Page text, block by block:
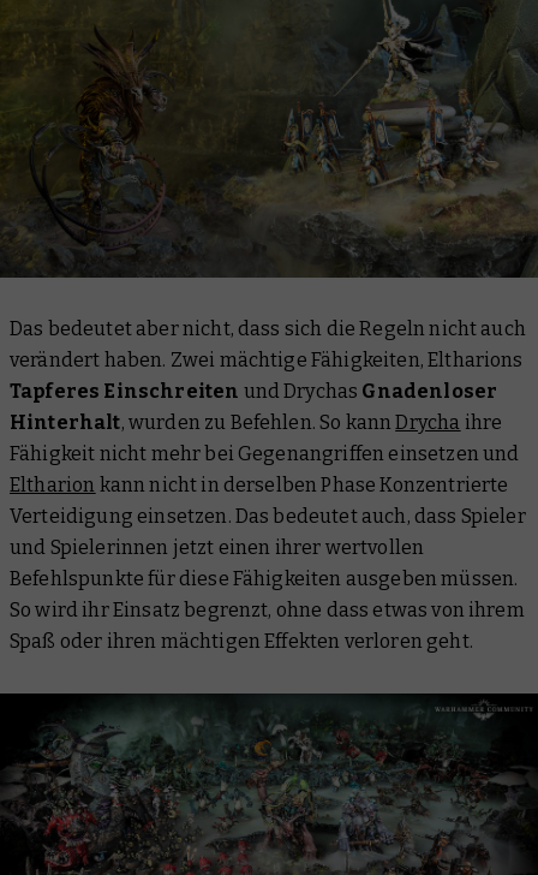
Das bedeutet aber nicht, dass sich die Regeln nicht auch
verändert haben. Zwei mächtige Fähigkeiten, Eltharions
Tapferes Einschreiten und Drychas Gnadenloser
Hinterhalt, wurden zu Befehlen. So kannDrycha ihre
Fähigkeit nicht mehr bei Gegenangriffen einsetzen und
Eltharion kann nicht in derselben Phase Konzentrierte
Verteidigung einsetzen. Das bedeutet auch, dass Spieler
und Spielerinnen jetzt einen ihrer wertvollen
Befehlspunkte für diese Fähigkeiten ausgeben müssen.
So wird ihr Einsatz begrenzt, ohne dass etwas von ihrem
Spaß oder ihren mächtigen Effekten verloren geht.